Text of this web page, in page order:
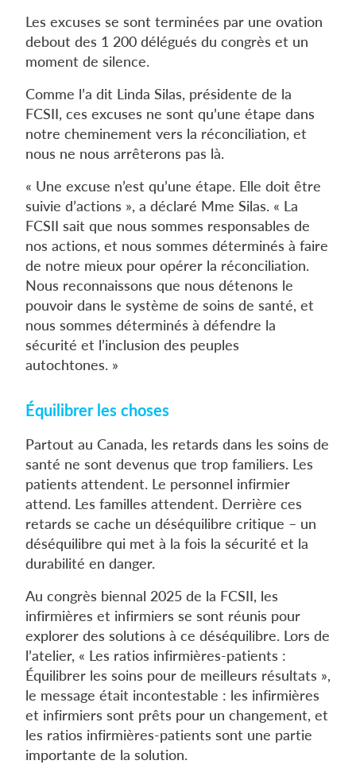
Les excuses se sont terminées par une ovation
debout des 1 200 délégués du congrès et un
moment de silence.
Comme l’a dit Linda Silas, présidente de la
FCSII, ces excuses ne sont qu’une étape dans
notre cheminement vers la réconciliation, et
nous ne nous arrêterons pas là.
« Une excuse n’est qu’une étape. Elle doit être
suivie d’actions », a déclaré Mme Silas. « La
FCSII sait que nous sommes responsables de
nos actions, et nous sommes déterminés à faire
de notre mieux pour opérer la réconciliation.
Nous reconnaissons que nous détenons le
pouvoir dans le système de soins de santé, et
nous sommes déterminés à défendre la
sécurité et l’inclusion des peuples
autochtones. »
Équilibrer les choses
Partout au Canada, les retards dans les soins de
santé ne sont devenus que trop familiers. Les
patients attendent. Le personnel infirmier
attend. Les familles attendent. Derrière ces
retards se cache un déséquilibre critique – un
déséquilibre qui met à la fois la sécurité et la
durabilité en danger.
Au congrès biennal 2025 de la FCSII, les
infirmières et infirmiers se sont réunis pour
explorer des solutions à ce déséquilibre. Lors de
l’atelier, « Les ratios infirmières-patients :
Équilibrer les soins pour de meilleurs résultats »,
le message était incontestable : les infirmières
et infirmiers sont prêts pour un changement, et
les ratios infirmières-patients sont une partie
importante de la solution.